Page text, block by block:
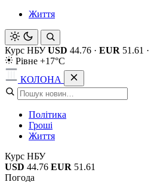
Життя
Курс НБУ USD 44.76 · EUR 51.61 ·
Рівне +17°C
КОЛОНА
Політика
Гроші
Життя
Курс НБУ
USD 44.76 EUR 51.61
Погода